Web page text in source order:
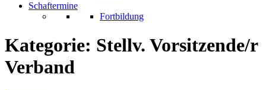
Schaftermine
Fortbildung
Kategorie: Stellv. Vorsitzende/r
Verband